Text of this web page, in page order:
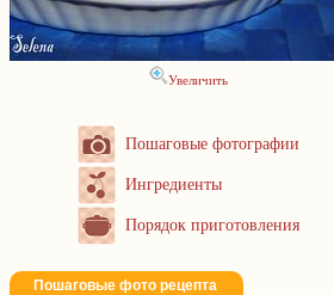
Увеличить
Пошаговые фотографии
Ингредиенты
Порядок приготовления
Пошаговые фото рецепта